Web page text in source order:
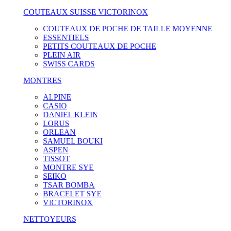
COUTEAUX SUISSE VICTORINOX
COUTEAUX DE POCHE DE TAILLE MOYENNE
ESSENTIELS
PETITS COUTEAUX DE POCHE
PLEIN AIR
SWISS CARDS
MONTRES
ALPINE
CASIO
DANIEL KLEIN
LORUS
ORLEAN
SAMUEL BOUKI
ASPEN
TISSOT
MONTRE SYE
SEIKO
TSAR BOMBA
BRACELET SYE
VICTORINOX
NETTOYEURS